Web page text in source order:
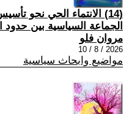
(14) الانتماء الحي نحو
الجماعة السياسية بين حدود
مروان فلو
2026 / 8 / 10
مواضيع وابحاث سياسية